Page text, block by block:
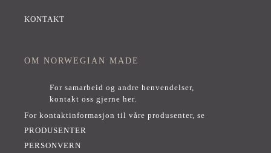
KONTAKT
OM NORWEGIAN MADE
For samarbeid og andre henvendelser,
kontakt oss gjerne her.
For kontaktinformasjon til våre produsenter, se
PRODUSENTER
PERSONVERN